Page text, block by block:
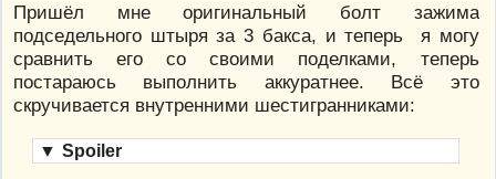
Пришёл мне оригинальный болт зажима
подседельного штыря за 3 бакса, и теперь я могу
сравнить его со своими поделками, теперь
постараюсь выполнить аккуратнее. Всё это
скручивается внутренними шестигранниками:
▼ Spoiler